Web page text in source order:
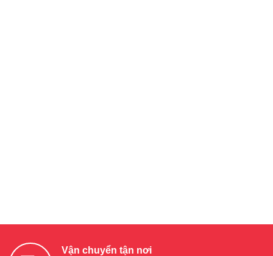
Vận chuyển tận nơi